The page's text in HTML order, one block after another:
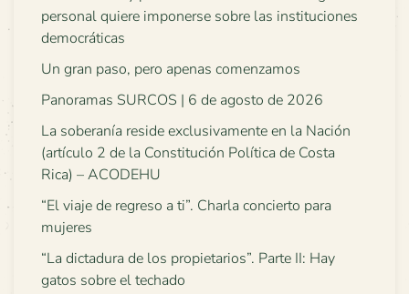
personal quiere imponerse sobre las instituciones
democráticas
Un gran paso, pero apenas comenzamos
Panoramas SURCOS | 6 de agosto de 2026
La soberanía reside exclusivamente en la Nación
(artículo 2 de la Constitución Política de Costa
Rica) – ACODEHU
“El viaje de regreso a ti”. Charla concierto para
mujeres
“La dictadura de los propietarios”. Parte II: Hay
gatos sobre el techado